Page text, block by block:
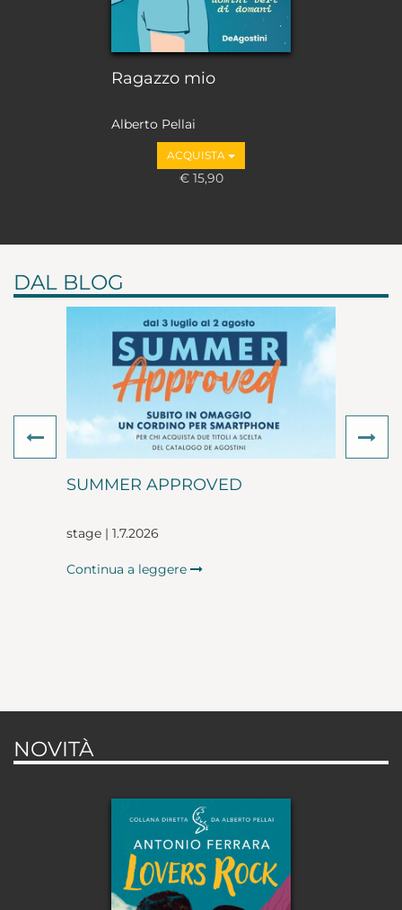
Ragazzo mio
Alberto Pellai
ACQUISTA
€ 15,90
DAL BLOG
SUMMER APPROVED
stage | 1.7.2026
Continua a leggere
Previous
NOVITÀ